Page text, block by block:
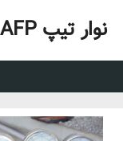
نوار تیپ AFP